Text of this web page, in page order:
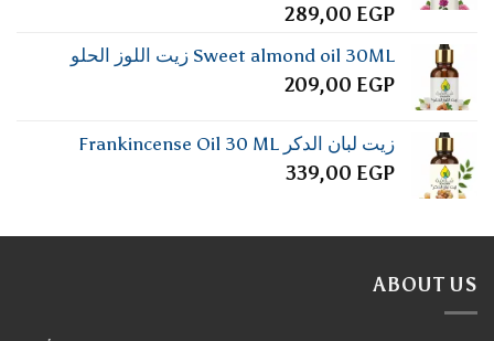
تم
4.00من
5
289,00 EGP
Sweet almond oil 30ML زيت اللوز الحلو
209,00 EGP
زيت لبان الدكر Frankincense Oil 30 ML
339,00 EGP
ABOUT US